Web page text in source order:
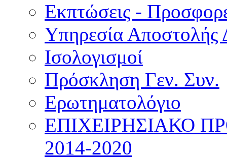
Εκπτώσεις -
Υπηρεσία Αποστολής
Ισολογισμοί
Πρόσκληση Γεν. Συν.
Ερωτηματολόγιο
ΕΠΙΧΕΙΡΗΣΙΑΚΟ
2014-2020